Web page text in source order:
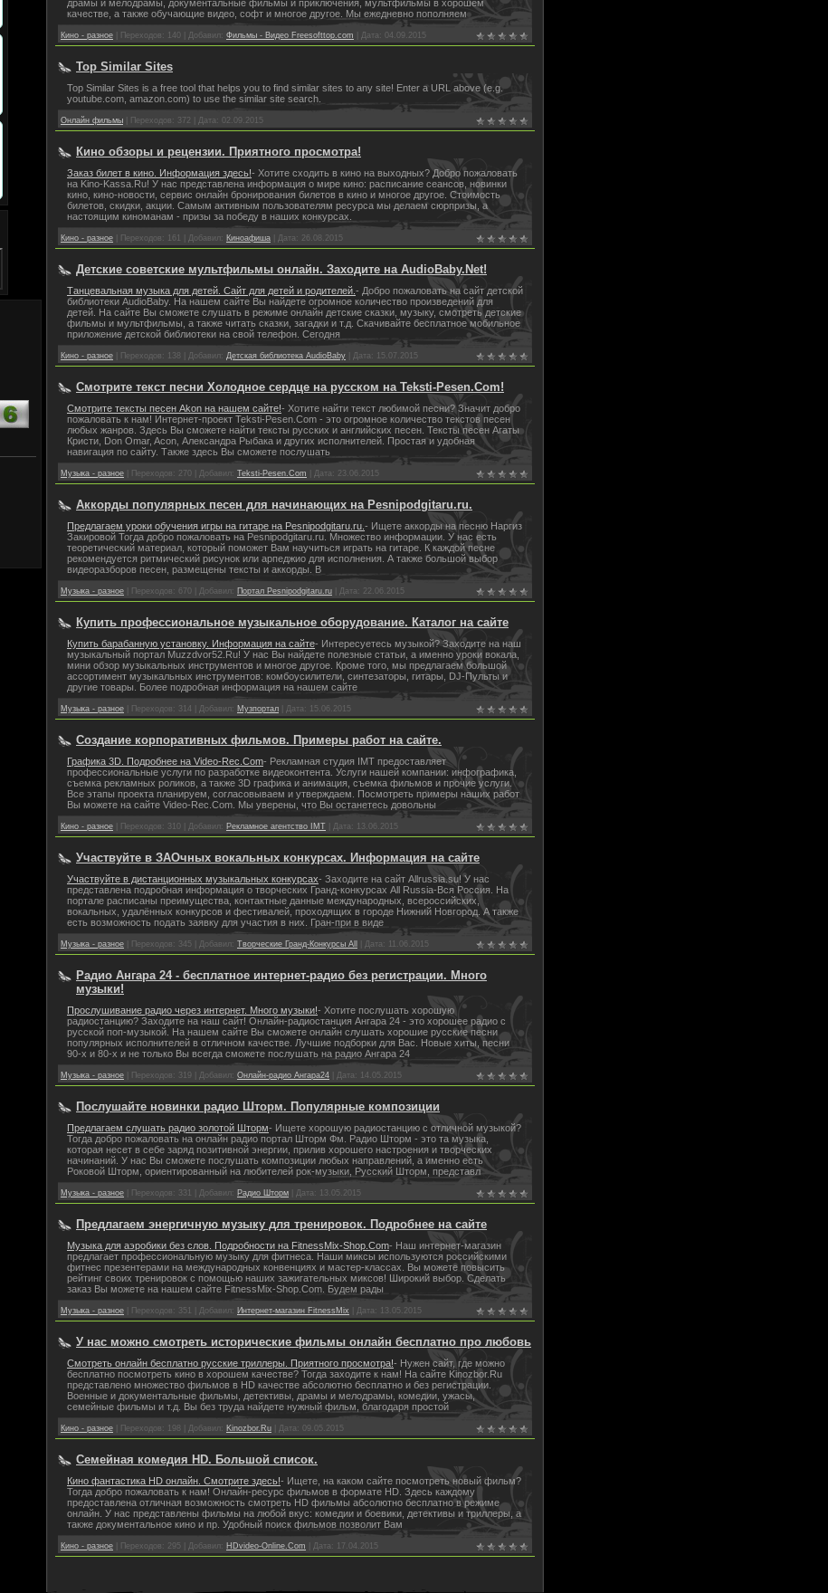
драмы и мелодрамы, документальные фильмы и приключения, мультфильмы в хорошем
качестве, а также обучающие видео, софт и многое другое. Мы ежедневно пополняем
Кино - разное Переходов: 140 Добавил: Фильмы - Видео Freesofttop.com Дата: 04.09.2015
Top Similar Sites
Top Similar Sites is a free tool that helps you to find similar sites to any site! Enter a URL above (e.g.
youtube.com, amazon.com) to use the similar site search.
Онлайн фильмы Переходов: 372 Дата: 02.09.2015
Кино обзоры и рецензии. Приятного просмотра!
Заказ билет в кино. Информация здесь!- Хотите сходить в кино на выходных? Добро пожаловать
на Kino-Kassa.Ru! У нас представлена информация о мире кино: расписание сеансов, новинки
кино, кино-новости, сервис онлайн бронирования билетов в кино и многое другое. Стоимость
билетов, скидки, акции. Самым активным пользователям ресурса мы делаем сюрпризы, а
настоящим киноманам - призы за победу в наших конкурсах.
Кино - разное Переходов: 161 Добавил: Киноафиша Дата: 26.08.2015
Детские советские мультфильмы онлайн. Заходите на AudioBaby.Net!
Танцевальная музыка для детей. Сайт для детей и родителей. - Добро пожаловать на сайт детской
библиотеки AudioBaby. На нашем сайте Вы найдете огромное количество произведений для
детей. На сайте Вы сможете слушать в режиме онлайн детские сказки, музыку, смотреть детские
фильмы и мультфильмы, а также читать сказки, загадки и т.д. Скачивайте бесплатное мобильное
приложение детской библиотеки на свой телефон. Сегодня
Кино - разное Переходов: 138 Добавил: Детская библиотека AudioBaby Дата: 15.07.2015
Смотрите текст песни Холодное сердце на русском на Teksti-Pesen.Com!
Смотрите тексты песен Akon на нашем сайте!- Хотите найти текст любимой песни? Значит добро
пожаловать к нам! Интернет-проект Teksti-Pesen.Com - это огромное количество текстов песен
любых жанров. Здесь Вы сможете найти тексты русских и английских песен. Тексты песен Агаты
Кристи, Don Omar, Acon, Александра Рыбака и других исполнителей. Простая и удобная
навигация по сайту. Также здесь Вы сможете послушать
Музыка - разное Переходов: 270 Добавил: Teksti-Pesen.Com Дата: 23.06.2015
Аккорды популярных песен для начинающих на Pesnipodgitaru.ru.
Предлагаем уроки обучения игры на гитаре на Pesnipodgitaru.ru. - Ищете аккорды на песню Наргиз
Закировой Тогда добро пожаловать на Pesnipodgitaru.ru. Множество информации. У нас есть
теоретический материал, который поможет Вам научиться играть на гитаре. К каждой песне
рекомендуется ритмический рисунок или арпеджио для исполнения. А также большой выбор
видеоразборов песен, размещены тексты и аккорды. В
Музыка - разное Переходов: 670 Добавил: Портал Pesnipodgitaru.ru Дата: 22.06.2015
Купить профессиональное музыкальное оборудование. Каталог на сайте
Купить барабанную установку. Информация на сайте- Интересуетесь музыкой? Заходите на наш
музыкальный портал Muzzdvor52.Ru! У нас Вы найдете полезные статьи, а именно уроки вокала,
мини обзор музыкальных инструментов и многое другое. Кроме того, мы предлагаем большой
ассортимент музыкальных инструментов: комбоусилители, синтезаторы, гитары, DJ-Пульты и
другие товары. Более подробная информация на нашем сайте
Музыка - разное Переходов: 314 Добавил: Музпортал Дата: 15.06.2015
Создание корпоративных фильмов. Примеры работ на сайте.
Графика 3D. Подробнее на Video-Rec.Com- Рекламная студия IMT предоставляет
профессиональные услуги по разработке видеоконтента. Услуги нашей компании: инфографика,
съемка рекламных роликов, а также 3D графика и анимация, съемка фильмов и прочие услуги.
Все этапы проекта планируем, согласовываем и утверждаем. Посмотреть примеры наших работ
Вы можете на сайте Video-Rec.Com. Мы уверены, что Вы останетесь довольны
Кино - разное Переходов: 310 Добавил: Рекламное агентство IMT Дата: 13.06.2015
Участвуйте в ЗАОчных вокальных конкурсах. Информация на сайте
Участвуйте в дистанционных музыкальных конкурсах- Заходите на сайт Allrussia.su! У нас
представлена подробная информация о творческих Гранд-конкурсах All Russia-Вся Россия. На
портале расписаны преимущества, контактные данные международных, всероссийских,
вокальных, удалённых конкурсов и фестивалей, проходящих в городе Нижний Новгород. А также
есть возможность подать заявку для участия в них. Гран-при в виде
Музыка - разное Переходов: 345 Добавил: Творческие Гранд-Конкурсы All Дата: 11.06.2015
Радио Ангара 24 - бесплатное интернет-радио без регистрации. Много
музыки!
Прослушивание радио через интернет. Много музыки!- Хотите послушать хорошую
радиостанцию? Заходите на наш сайт! Онлайн-радиостанция Ангара 24 - это хорошее радио с
русской поп-музыкой. На нашем сайте Вы сможете онлайн слушать хорошие русские песни
популярных исполнителей в отличном качестве. Лучшие подборки для Вас. Новые хиты, песни
90-х и 80-х и не только Вы всегда сможете послушать на радио Ангара 24
Музыка - разное Переходов: 319 Добавил: Онлайн-радио Ангара24 Дата: 14.05.2015
Послушайте новинки радио Шторм. Популярные композиции
Предлагаем слушать радио золотой Шторм- Ищете хорошую радиостанцию с отличной музыкой?
Тогда добро пожаловать на онлайн радио портал Шторм Фм. Радио Шторм - это та музыка,
которая несет в себе заряд позитивной энергии, прилив хорошего настроения и творческих
начинаний. У нас Вы сможете послушать композиции любых направлений, а именно есть
Роковой Шторм, ориентированный на любителей рок-музыки, Русский Шторм, представл
Музыка - разное Переходов: 331 Добавил: Радио Шторм Дата: 13.05.2015
Предлагаем энергичную музыку для тренировок. Подробнее на сайте
Музыка для аэробики без слов. Подробности на FitnessMix-Shop.Com- Наш интернет-магазин
предлагает профессиональную музыку для фитнеса. Наши миксы используются российскими
фитнес презентерами на международных конвенциях и мастер-классах. Вы можете повысить
рейтинг своих тренировок с помощью наших зажигательных миксов! Широкий выбор. Сделать
заказ Вы можете на нашем сайте FitnessMix-Shop.Com. Будем рады
Музыка - разное Переходов: 351 Добавил: Интернет-магазин FitnessMix Дата: 13.05.2015
У нас можно смотреть исторические фильмы онлайн бесплатно про любовь
Смотреть онлайн бесплатно русские триллеры. Приятного просмотра!- Нужен сайт, где можно
бесплатно посмотреть кино в хорошем качестве? Тогда заходите к нам! На сайте Kinozbor.Ru
представлено множество фильмов в HD качестве абсолютно бесплатно и без регистрации.
Военные и документальные фильмы, детективы, драмы и мелодрамы, комедии, ужасы,
семейные фильмы и т.д. Вы без труда найдете нужный фильм, благодаря простой
Кино - разное Переходов: 198 Добавил: Kinozbor.Ru Дата: 09.05.2015
Семейная комедия HD. Большой список.
Кино фантастика HD онлайн. Смотрите здесь!- Ищете, на каком сайте посмотреть новый фильм?
Тогда добро пожаловать к нам! Онлайн-ресурс фильмов в формате HD. Здесь каждому
предоставлена отличная возможность смотреть HD фильмы абсолютно бесплатно в режиме
онлайн. У нас представлены фильмы на любой вкус: комедии и боевики, детективы и триллеры, а
также документальное кино и пр. Удобный поиск фильмов позволит Вам
Кино - разное Переходов: 295 Добавил: HDvideo-Online.Com Дата: 17.04.2015